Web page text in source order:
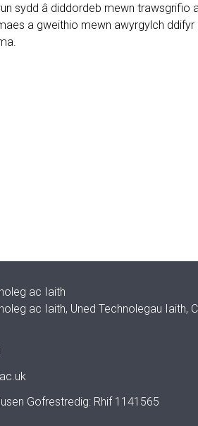
sydd â diddordeb mewn trawsgrifio a
a gweithio mewn awyrgylch ddifyr
ac Iaith
ac Iaith, Uned Technolegau Iaith,
Gofrestredig: Rhif 1141565